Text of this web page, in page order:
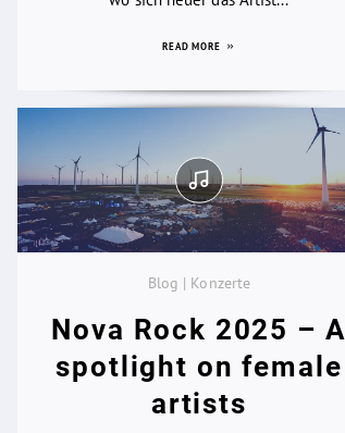
READ MORE
Blog | Konzerte
Nova Rock 2025 – A
spotlight on female
artists